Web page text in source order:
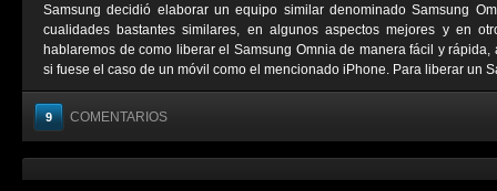
Samsung decidió elaborar un equipo similar denominado Samsung
cualidades bastantes similares, en algunos aspectos mejores y en
hablaremos de como liberar el Samsung Omnia de manera fácil y
si fuese el caso de un móvil como el mencionado iPhone. Para liberar un
9 COMENTARIOS